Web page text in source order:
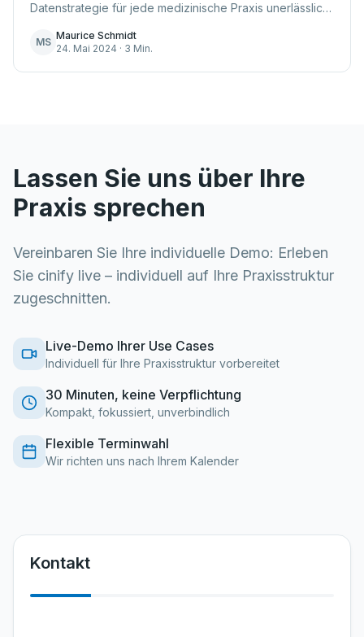
Datenstrategie für jede medizinische Praxis unerlässlich.
Bereich Datenanalyse für das Gesu...
MS
Maurice Schmidt
24. Mai 2024 · 3 Min.
Lassen Sie uns über Ihre
Praxis sprechen
Vereinbaren Sie Ihre individuelle Demo: Erleben
Sie cinify live – individuell auf Ihre Praxisstruktur
zugeschnitten.
Live-Demo Ihrer Use Cases
Individuell für Ihre Praxisstruktur vorbereitet
30 Minuten, keine Verpflichtung
Kompakt, fokussiert, unverbindlich
Flexible Terminwahl
Wir richten uns nach Ihrem Kalender
Kontakt